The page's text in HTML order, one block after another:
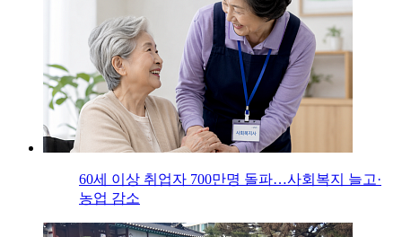
60세 이상 취업자 700만명 돌파…사회복지 늘고·
농업 감소